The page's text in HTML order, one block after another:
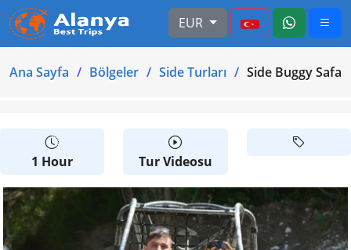
EUR
Ana Sayfa Bölgeler Side Turları Side Buggy
1 Hour Tur Videosu